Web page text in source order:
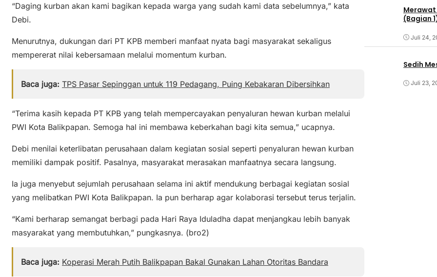
“Daging kurban akan kami bagikan kepada warga yang sudah kami data sebelumnya,” kata
Debi.
Menurutnya, dukungan dari PT KPB memberi manfaat nyata bagi masyarakat sekaligus
mempererat nilai kebersamaan melalui momentum kurban.
Baca juga: TPS Pasar Sepinggan untuk 119 Pedagang, Puing Kebakaran Dibersihkan
“Terima kasih kepada PT KPB yang telah mempercayakan penyaluran hewan kurban melalui
PWI Kota Balikpapan. Semoga hal ini membawa keberkahan bagi kita semua,” ucapnya.
Debi menilai keterlibatan perusahaan dalam kegiatan sosial seperti penyaluran hewan kurban
memiliki dampak positif. Pasalnya, masyarakat merasakan manfaatnya secara langsung.
Ia juga menyebut sejumlah perusahaan selama ini aktif mendukung berbagai kegiatan sosial
yang melibatkan PWI Kota Balikpapan. Ia pun berharap agar kolaborasi tersebut terus terjalin.
“Kami berharap semangat berbagi pada Hari Raya Iduladha dapat menjangkau lebih banyak
masyarakat yang membutuhkan,” pungkasnya. (bro2)
Baca juga: Koperasi Merah Putih Balikpapan Bakal Gunakan Lahan Otoritas Bandara
Merawat
(Bagian
Juli 24,
Sedih
Juli 23,